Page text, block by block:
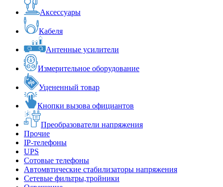
Аксессуары
Кабеля
Антенные усилители
Измерительное оборудование
Уцененный товар
Кнопки вызова официантов
Преобразователи напряжения
Прочие
IP-телефоны
UPS
Сотовые телефоны
Автомвтические стабилизаторы напряжения
Сетевые фильтры,тройники